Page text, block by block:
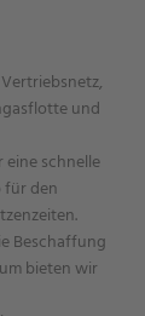
und
schnelle
für den
Beschaffung
bieten wir